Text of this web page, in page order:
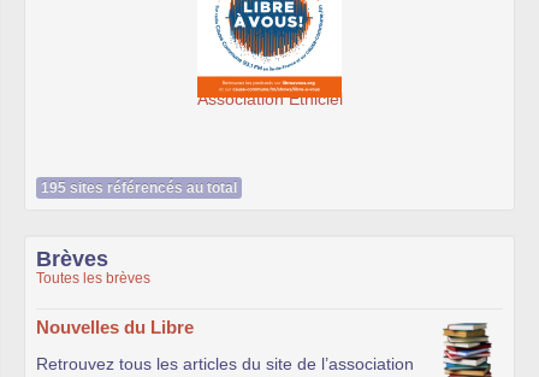
Association Éthiciel
195 sites référencés au total
Brèves
Toutes les brèves
Nouvelles du Libre
Retrouvez tous les articles du site de l’association